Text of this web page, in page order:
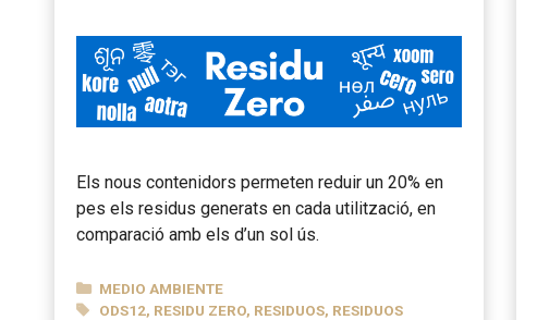
Els nous contenidors permeten reduir un 20% en
pes els residus generats en cada utilització, en
comparació amb els d’un sol ús.
CATEGORÍAS
MEDIO AMBIENTE
ETIQUETAS
ODS12, RESIDU ZERO, RESIDUOS, RESIDUOS